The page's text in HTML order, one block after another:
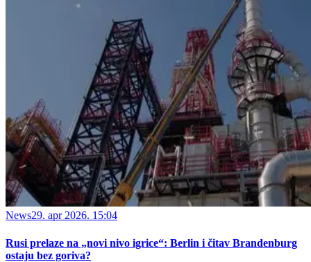
News29. apr 2026. 15:04
Rusi prelaze na „novi nivo igrice“: Berlin i čitav Brandenburg
ostaju bez goriva?